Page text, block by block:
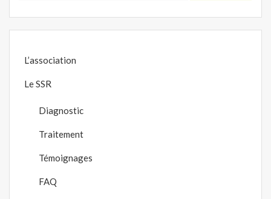
L’association
Le SSR
Diagnostic
Traitement
Témoignages
FAQ